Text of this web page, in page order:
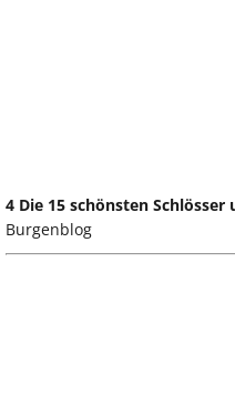
4 Die 15 schönsten
Burgenblog